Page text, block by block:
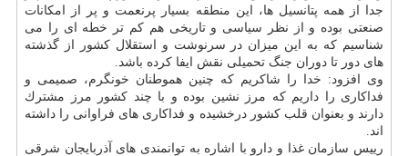
جدا از همه پتانسیل ها، این منطقه بسیار پرنعمت و پر از امكانات
صنعتی بوده و از نظر سیاسی و تاریخی هم كم تر خطه ای را می
شناسیم كه به این میزان در سرنوشت و استقلال كشور از گذشته
های دور تا دوران جنگ تحمیلی نقش ایفا كرده باشد.
وی افزود: خدا را شاكریم كه چنین هموطنان خونگرم، صمیمی و
فداكاری را داریم كه مرز نشین بوده و با چند كشور مرز مشترك
دارند و بعنوان قلب كشور درخشیده و فداكاری های فراوانی را داشته
اند.
رییس سازمان غذا و دارو با اشاره به توانمندی های آذربایجان شرقی